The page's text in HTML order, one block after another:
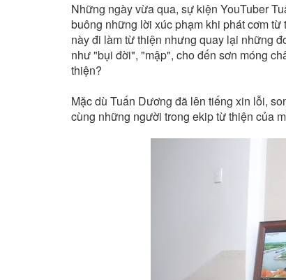
Những ngày vừa qua, sự kiện YouTuber
buông những lời xúc phạm khi phát cơm
này đi làm từ thiện nhưng quay lại những
như "bụi đời", "mập", cho đến sơn móng
thiện?
Mặc dù Tuấn Dương đã lên tiếng xin lỗi,
cùng những người trong ekip từ thiện của